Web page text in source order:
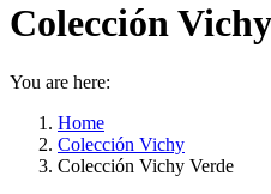
Colección
You are here:
Home
Colección Vichy
Colección Vichy Verde